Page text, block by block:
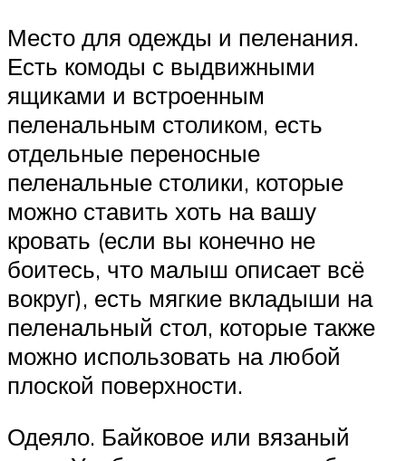
Место для одежды и пеленания.
Есть комоды с выдвижными
ящиками и встроенным
пеленальным столиком, есть
отдельные переносные
пеленальные столики, которые
можно ставить хоть на вашу
кровать (если вы конечно не
боитесь, что малыш описает всё
вокруг), есть мягкие вкладыши на
пеленальный стол, которые также
можно использовать на любой
плоской поверхности.
Одеяло. Байковое или вязаный